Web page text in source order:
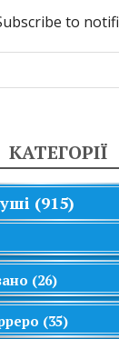
to
КАТЕГОРІЇ
(915)
(26)
(35)